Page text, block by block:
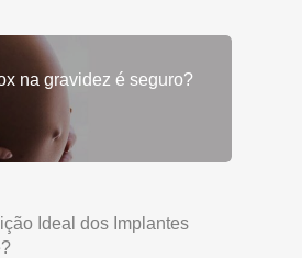
na gravidez é seguro?
Ideal dos Implantes